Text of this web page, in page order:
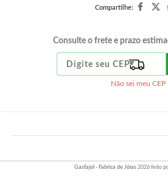
Compartilhe:
Consulte o frete e prazo
Não sei meu CEP
Gasfajol - Fabrica de Jóias 2026 feito